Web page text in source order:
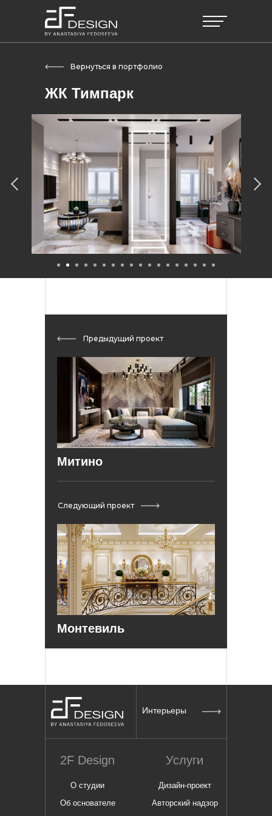
ЖК Тимпарк
Вернуться в портфолио
Митино
Предыдущий проект
Следующий проект
Монтевиль
Интерьеры
2F Design
О студии
Об основателе
Услуги
Дизайн-проект
Авторский надзор